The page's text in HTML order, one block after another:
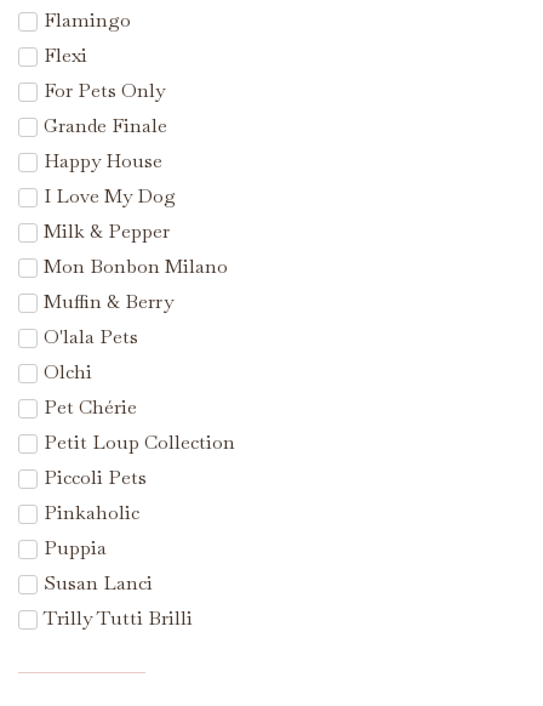
Flamingo
Flexi
For Pets Only
Grande Finale
Happy House
I Love My Dog
Milk & Pepper
Mon Bonbon Milano
Muffin & Berry
O'lala Pets
Olchi
Pet Chérie
Petit Loup Collection
Piccoli Pets
Pinkaholic
Puppia
Susan Lanci
Trilly Tutti Brilli